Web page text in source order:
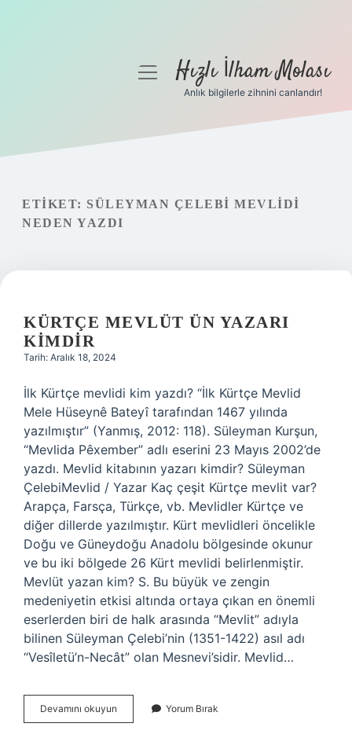
Gizlilik Politikası
Hakkımızda
menüyüHızlı İlham Molası
Anlık bilgilerle zihnini canlandır!
ETIKET: SÜLEYMAN ÇELEBI MEVLIDI
NEDEN YAZDI
KÜRTÇE MEVLÜT ÜN YAZARI
KIMDIR
Tarih: Aralık 18, 2024
İlk Kürtçe mevlidi kim yazdı? “İlk Kürtçe Mevlid
Mele Hüseynê Bateyî tarafından 1467 yılında
yazılmıştır” (Yanmış, 2012: 118). Süleyman Kurşun,
“Mevlida Pêxember” adlı eserini 23 Mayıs 2002’de
yazdı. Mevlid kitabının yazarı kimdir? Süleyman
ÇelebiMevlid / Yazar Kaç çeşit Kürtçe mevlit var?
Arapça, Farsça, Türkçe, vb. Mevlidler Kürtçe ve
diğer dillerde yazılmıştır. Kürt mevlidleri öncelikle
Doğu ve Güneydoğu Anadolu bölgesinde okunur
ve bu iki bölgede 26 Kürt mevlidi belirlenmiştir.
Mevlüt yazan kim? S. Bu büyük ve zengin
medeniyetin etkisi altında ortaya çıkan en önemli
eserlerden biri de halk arasında “Mevlit” adıyla
bilinen Süleyman Çelebi’nin (1351-1422) asıl adı
“Vesîletü’n-Necât” olan Mesnevi’sidir. Mevlid…
Devamını okuyun
Mevlüt
Yorum Bırak